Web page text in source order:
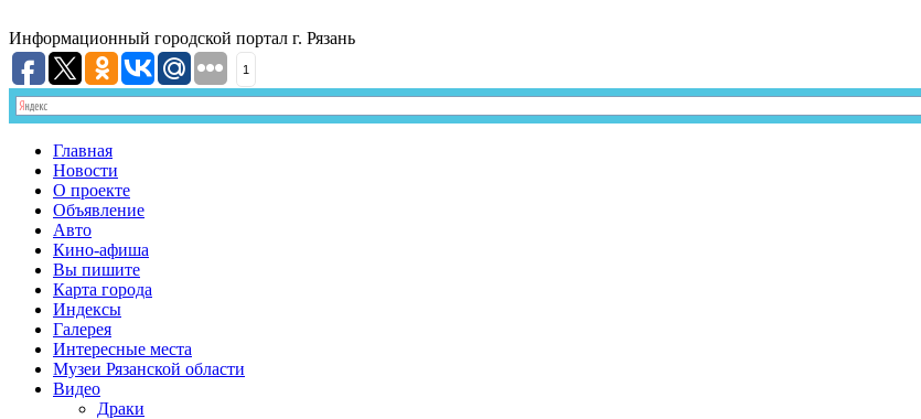
Информационный городской портал г. Рязань
1
Главная
Новости
О проекте
Объявление
Авто
Кино-афиша
Вы пишите
Карта города
Индексы
Галерея
Интересные места
Музеи Рязанской области
Видео
Драки